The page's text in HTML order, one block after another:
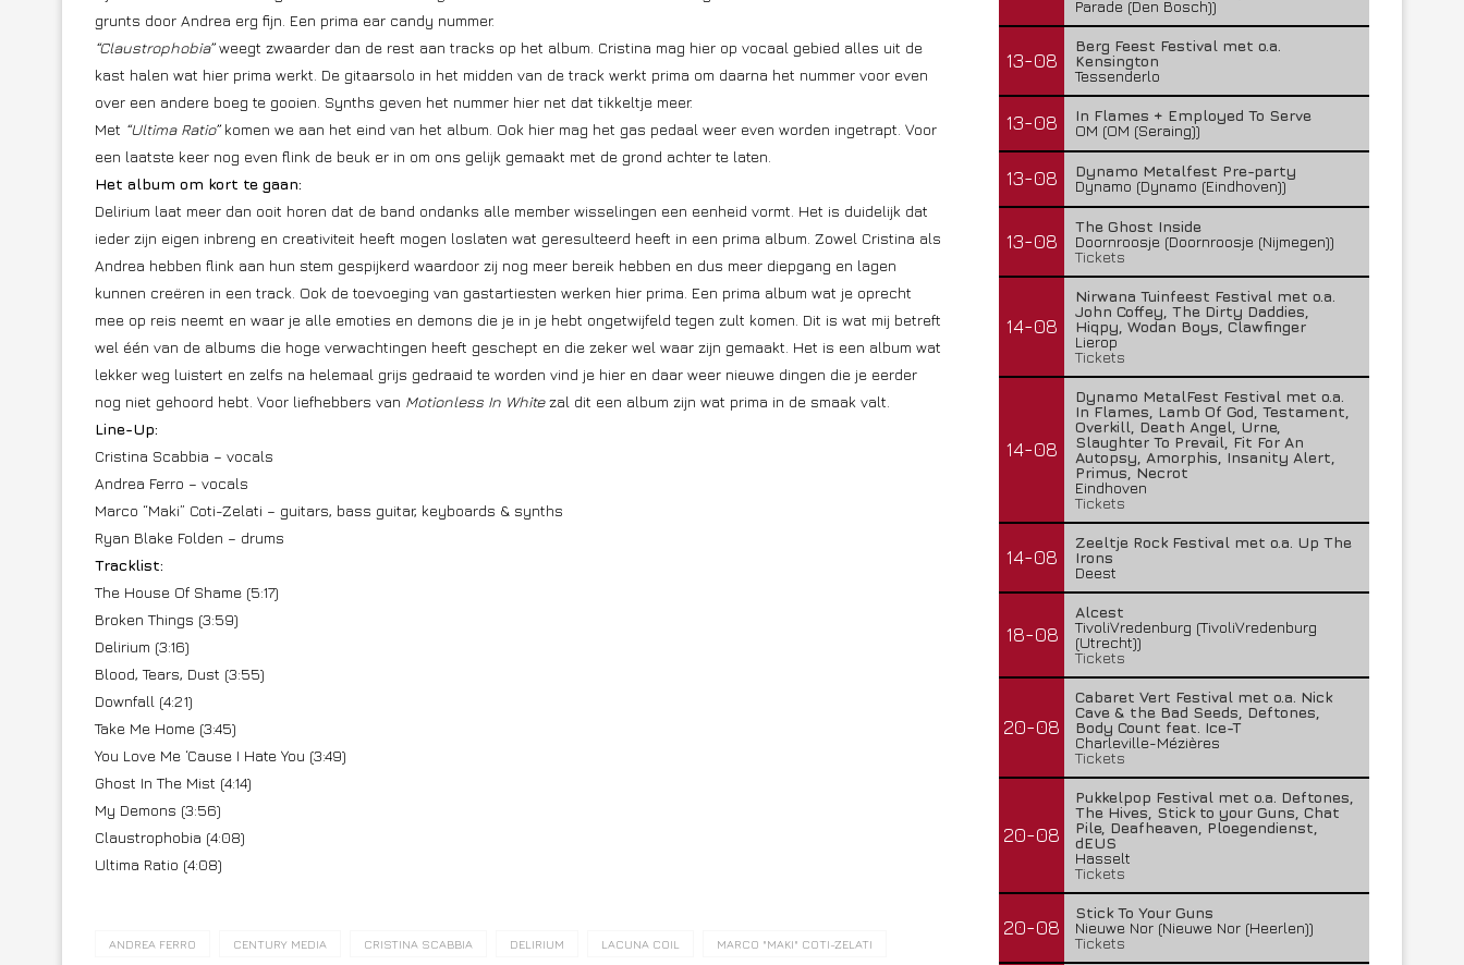
grunts door Andrea erg fijn. Een prima ear candy nummer.
“Claustrophobia”weegt zwaarder dan de rest aan tracks op het album. Cristina mag hier op vocaal gebied alles uit de
kast halen wat hier prima werkt. De gitaarsolo in het midden van de track werkt prima om daarna het nummer voor even
over een andere boeg te gooien. Synths geven het nummer hier net dat tikkeltje meer.
Met “Ultima Ratio”komen we aan het eind van het album. Ook hier mag het gas pedaal weer even worden ingetrapt. Voor
een laatste keer nog even flink de beuk er in om ons gelijk gemaakt met de grond achter te laten.
Het album om kort te gaan:
Delirium laat meer dan ooit horen dat de band ondanks alle member wisselingen een eenheid vormt. Het is duidelijk dat
ieder zijn eigen inbreng en creativiteit heeft mogen loslaten wat geresulteerd heeft in een prima album. Zowel Cristina als
Andrea hebben flink aan hun stem gespijkerd waardoor zij nog meer bereik hebben en dus meer diepgang en lagen
kunnen creëren in een track. Ook de toevoeging van gastartiesten werken hier prima. Een prima album wat je oprecht
mee op reis neemt en waar je alle emoties en demons die je in je hebt ongetwijfeld tegen zult komen. Dit is wat mij betreft
wel één van de albums die hoge verwachtingen heeft geschept en die zeker wel waar zijn gemaakt. Het is een album wat
lekker weg luistert en zelfs na helemaal grijs gedraaid te worden vind je hier en daar weer nieuwe dingen die je eerder
nog niet gehoord hebt. Voor liefhebbers van Motionless In Whitezal dit een album zijn wat prima in de smaak valt.
Line-Up:
Cristina Scabbia – vocals
Andrea Ferro – vocals
Marco “Maki” Coti-Zelati – guitars, bass guitar, keyboards & synths
Ryan Blake Folden – drums
Tracklist:
The House Of Shame (5:17)
Broken Things (3:59)
Delirium (3:16)
Blood, Tears, Dust (3:55)
Downfall (4:21)
Take Me Home (3:45)
You Love Me ‘Cause I Hate You (3:49)
Ghost In The Mist (4:14)
My Demons (3:56)
Claustrophobia (4:08)
Ultima Ratio (4:08)
ANDREA FERRO CENTURY MEDIA CRISTINA SCABBIA DELIRIUM LACUNA COIL MARCO "MAKI" COTI-ZELATI
Parade (Den Bosch))
13-08
Berg Feest Festival met o.a.
Kensington
Tessenderlo
13-08
In Flames + Employed To Serve
OM (OM (Seraing))
13-08
Dynamo Metalfest Pre-party
Dynamo (Dynamo (Eindhoven))
13-08
The Ghost Inside
Doornroosje (Doornroosje (Nijmegen))
Tickets
14-08
Nirwana Tuinfeest Festival met o.a.
John Coffey, The Dirty Daddies,
Hiqpy, Wodan Boys, Clawfinger
Lierop
Tickets
14-08
Dynamo MetalFest Festival met o.a.
In Flames, Lamb Of God, Testament,
Overkill, Death Angel, Urne,
Slaughter To Prevail, Fit For An
Autopsy, Amorphis, Insanity Alert,
Primus, Necrot
Eindhoven
Tickets
14-08
Zeeltje Rock Festival met o.a. Up The
Irons
Deest
18-08
Alcest
TivoliVredenburg (TivoliVredenburg
(Utrecht))
Tickets
20-08
Cabaret Vert Festival met o.a. Nick
Cave & the Bad Seeds, Deftones,
Body Count feat. Ice-T
Charleville-Mézières
Tickets
20-08
Pukkelpop Festival met o.a. Deftones,
The Hives, Stick to your Guns, Chat
Pile, Deafheaven, Ploegendienst,
dEUS
Hasselt
Tickets
20-08
Stick To Your Guns
Nieuwe Nor (Nieuwe Nor (Heerlen))
Tickets